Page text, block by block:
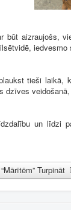
aizraujošs,
iedvesmo
tieši laikā,
un līdzi
Turpināt